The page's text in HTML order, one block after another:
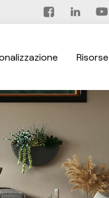
Risorse